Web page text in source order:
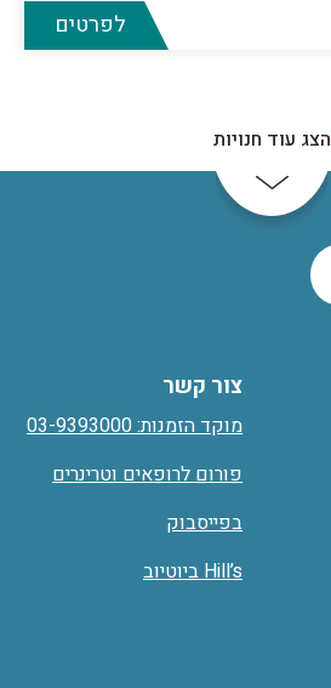
לפרטים
הצג עוד חנויות
צור קשר
מוקד הזמנות: 03-9393000
פורום לרופאים וטרינרים
בפייסבוק
Hill’s ביוטיוב